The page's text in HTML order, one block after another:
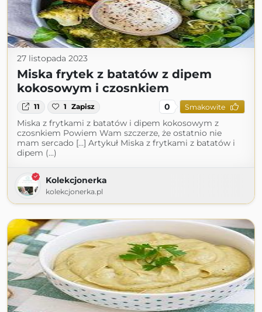
27 listopada 2023
Miska frytek z batatów z dipem
kokosowym i czosnkiem
11 1 Zapisz 0 Smakowite
Miska z frytkami z batatów i dipem kokosowym z
czosnkiem Powiem Wam szczerze, że ostatnio nie
mam sercado […] Artykuł Miska z frytkami z batatów i
dipem (...)
Kolekcjonerka
kolekcjonerka.pl